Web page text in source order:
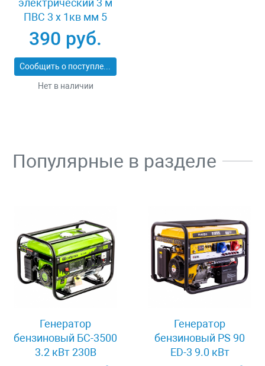
электрический 3 м
ПВС 3 х 1кв мм 5
гнезд СВЕТОЗАР
ОПТИМА SV-55053-3
390 руб.
Сообщить о поступлении
Нет в наличии
Популярные в разделе
Генератор
бензиновый БС-3500
3.2 кВт 230В
Генератор
бензиновый PS 90
ED-3 9.0 кВт